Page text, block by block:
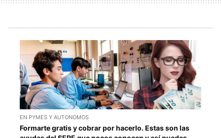
EN PYMES Y AUTONOMOS
Formarte gratis y cobrar por hacerlo. Estas son las